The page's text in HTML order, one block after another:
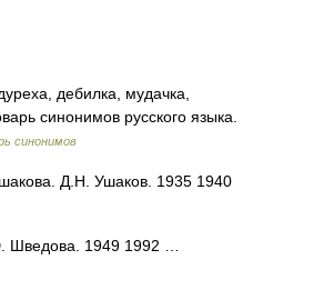
дебилка, мудачка,
синонимов русского языка.
синонимов
Д.Н. Ушаков. 1935 1940
Шведова. 1949 1992 …